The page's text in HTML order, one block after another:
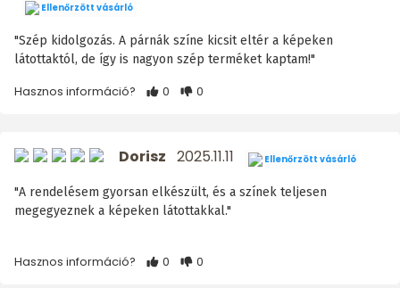
Ellenőrzött vásárló
"Szép kidolgozás. A párnák színe kicsit eltér a képeken
látottaktól, de így is nagyon szép terméket kaptam!"
Hasznos információ? 0 0
Dorisz 2025.11.11 Ellenőrzött vásárló
"A rendelésem gyorsan elkészült, és a színek teljesen
megegyeznek a képeken látottakkal."
Hasznos információ? 0 0